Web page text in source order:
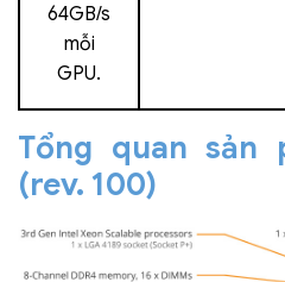
64GB/s
mỗi
GPU.
Tổng quan sản
(rev. 100)